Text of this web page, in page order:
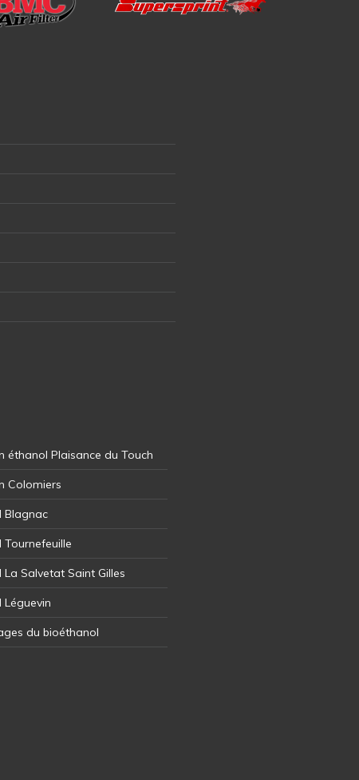
éthanol Plaisance du Touch
Colomiers
Blagnac
Tournefeuille
La Salvetat Saint Gilles
Léguevin
du bioéthanol